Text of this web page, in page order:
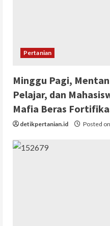
Pertanian
Minggu Pagi,
Pelajar, dan
Mafia Beras
detikpertanian.id Posted